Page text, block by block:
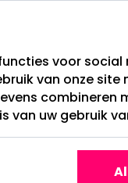
voor social
van onze site
combineren
van uw gebruik